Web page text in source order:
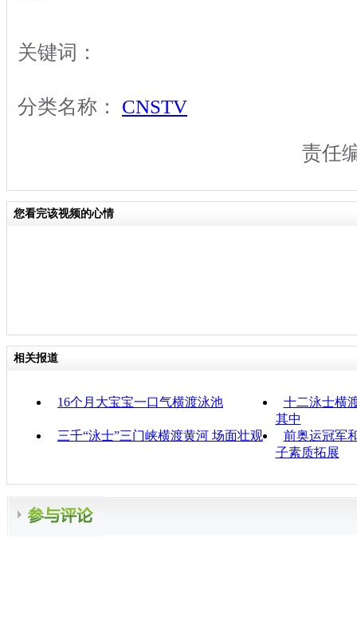
关键词：
分类名称： CNSTV
责任
您看完该视频的心情
相关报道
16个月大宝宝一口气横渡泳池
十二泳士横
其中
三千“泳士”三门峡横渡黄河 场面壮观
前奥运冠军
子素质拓展